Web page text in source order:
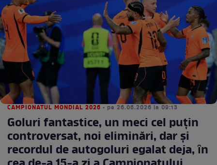
CAMPIONATUL MONDIAL 2026 • pe 26.06.2026 la 09:13
Goluri fantastice, un meci cel puţin
controversat, noi eliminări, dar și
recordul de autogoluri egalat deja, ȋn